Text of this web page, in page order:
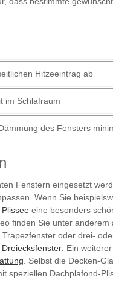
Hitzeeintrag ab
im Schlafraum
des Fensters
Fenstern eingesetzt
Wenn Sie
eine besonders
finden Sie unter
oder drei-
Dreiecksfenster . Ein
. Selbst die Decken-
speziellen Dachplafond-